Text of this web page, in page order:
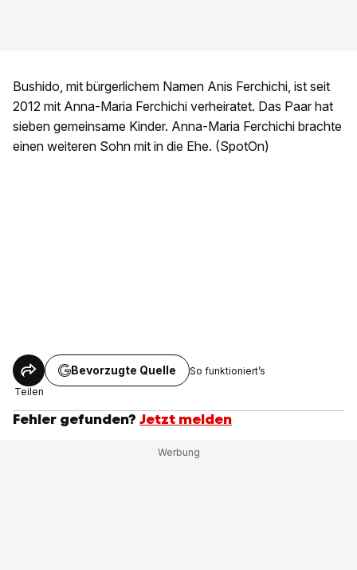
Bushido, mit bürgerlichem Namen Anis Ferchichi, ist seit
2012 mit Anna-Maria Ferchichi verheiratet. Das Paar hat
sieben gemeinsame Kinder. Anna-Maria Ferchichi brachte
einen weiteren Sohn mit in die Ehe. (SpotOn)
Teilen
Bevorzugte Quelle So funktioniert’s
Fehler gefunden? Jetzt melden